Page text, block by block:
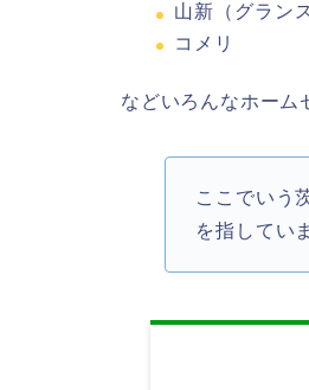
山新（グラン
コメリ
などいろんなホーム
ここでいう
を指してい